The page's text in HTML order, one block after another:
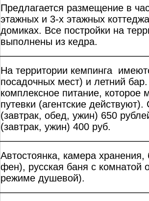
Предлагается размещение в
этажных и 3-х этажных
домиках. Все постройки на
выполнены из кедра.
На территории кемпинга
посадочных мест) и летний
комплексное питание, которое
путевки (агентские
(завтрак, обед, ужин) 650
(завтрак, ужин) 400 руб.
Автостоянка, камера хранения,
фен), русская баня с комнатой
режиме душевой).